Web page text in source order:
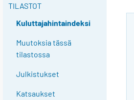
TILASTOT
Kuluttajahintaindeksi
Muutoksia tässä
tilastossa
Julkistukset
Katsaukset